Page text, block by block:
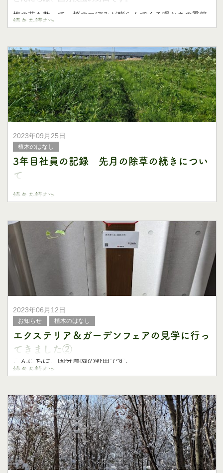
梅の花も散って、桜のつぼみが膨らんでくる暖かさの季節
ですね。
巨大なサルスベリを運搬
続きを読む>
2023年09月25日
植木のはなし
3年目社員の記録 先月の除草の続きについ
て
こんにちは、国分農園の野田です。
6月から続けていた畑の除草作業ですが、ついに終わりまし
た。
終わりました、と書くと順風満帆に作業が進んだように聞
こえますが、実際はすごおおおおおおく大
続きを読む>
2023年06月12日
お知らせ 植木のはなし
エクステリア＆ガーデンフェアの見学に行っ
てきました②
こんにちは、国分農園の野田です。
ついこないだまで木々の芽が出て、春に咲く花々を横目に
じめした季節になってしまいましたね。
前回に引き続き、今回もエクステリア
続きを読む>